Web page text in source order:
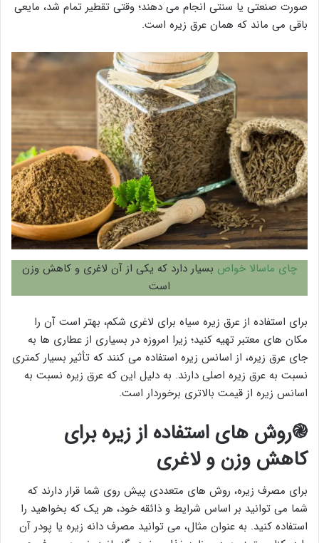
صورت صنعتی یا سنتی انجام می دهند؛ وقتی تقطیر تمام شد، مایعی
باقی می ماند که همان عرق زیره است.
چای ماسالا خواص بسیار دارد که یکی از آن لاغری و کاهش وزن
است
برای استفاده از عرق زیره سیاه برای لاغری شکم، بهتر است آن را
مکان های معتبر تهیه کنید؛ زیرا امروزه در بسیاری از عطاری ها به
جای عرق زیره، از اسانس زیره استفاده می کنند که تأثیر بسیار کمتری
نسبت به عرق زیره اصلی دارند. به دلیل این که عرق زیره نسبت به
اسانس زیره از قیمت بالاتری برخوردار است.
֎روش های استفاده از زیره برای
کاهش وزن و لاغری
برای مصرف زیره، روش های متعددی پیش روی شما قرار دارند که
شما می توانید بر اساس شرایط و ذائقه خود، هر یک که بخواهید را
استفاده کنید. به عنوان مثال، می توانید مصرف دانه زیره یا پودر آن